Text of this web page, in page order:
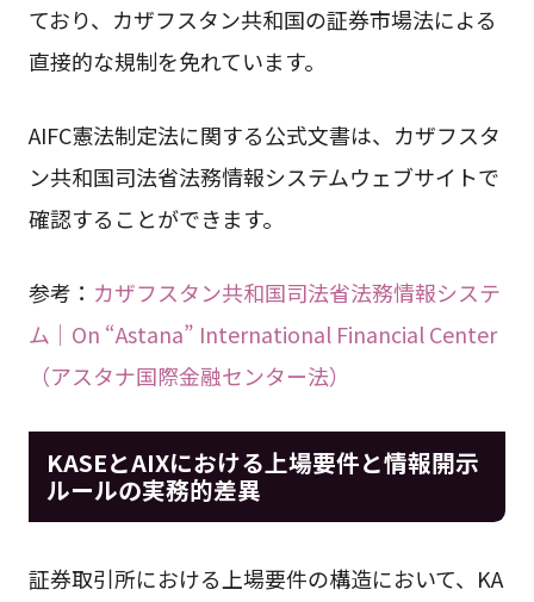
ており、カザフスタン共和国の証券市場法による
直接的な規制を免れています。
AIFC憲法制定法に関する公式文書は、カザフスタ
ン共和国司法省法務情報システムウェブサイトで
確認することができます。
参考： カザフスタン共和国司法省法務情報システ
ム｜On “Astana” International Financial Center
（アスタナ国際金融センター法）
KASEとAIXにおける上場要件と情報開示
ルールの実務的差異
証券取引所における上場要件の構造において、KA